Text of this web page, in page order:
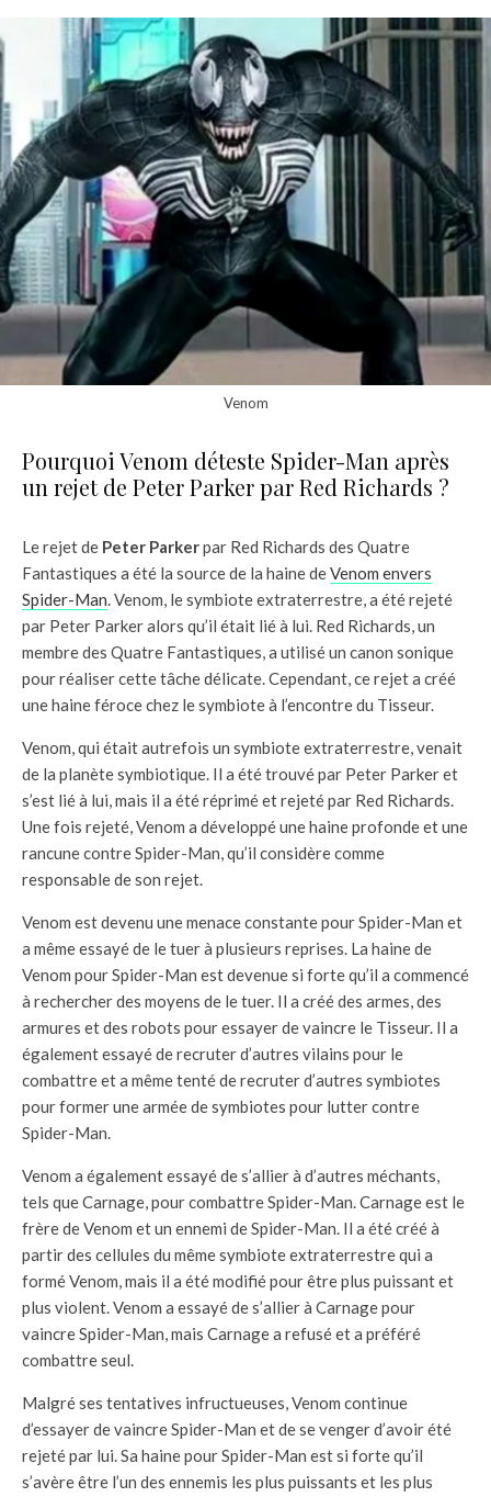
Venom
Pourquoi Venom déteste Spider-Man après
un rejet de Peter Parker par Red Richards ?
Le rejet de Peter Parkerpar Red Richards des Quatre
Fantastiques a été la source de la haine deVenom envers
Spider-Man. Venom, le symbiote extraterrestre, a été rejeté
par Peter Parker alors qu’il était lié à lui. Red Richards, un
membre des Quatre Fantastiques, a utilisé un canon sonique
pour réaliser cette tâche délicate. Cependant, ce rejet a créé
une haine féroce chez le symbiote à l’encontre du Tisseur.
Venom, qui était autrefois un symbiote extraterrestre, venait
de la planète symbiotique. Il a été trouvé par Peter Parker et
s’est lié à lui, mais il a été réprimé et rejeté par Red Richards.
Une fois rejeté, Venom a développé une haine profonde et une
rancune contre Spider-Man, qu’il considère comme
responsable de son rejet.
Venom est devenu une menace constante pour Spider-Man et
a même essayé de le tuer à plusieurs reprises. La haine de
Venom pour Spider-Man est devenue si forte qu’il a commencé
à rechercher des moyens de le tuer. Il a créé des armes, des
armures et des robots pour essayer de vaincre le Tisseur. Il a
également essayé de recruter d’autres vilains pour le
combattre et a même tenté de recruter d’autres symbiotes
pour former une armée de symbiotes pour lutter contre
Spider-Man.
Venom a également essayé de s’allier à d’autres méchants,
tels que Carnage, pour combattre Spider-Man. Carnage est le
frère de Venom et un ennemi de Spider-Man. Il a été créé à
partir des cellules du même symbiote extraterrestre qui a
formé Venom, mais il a été modifié pour être plus puissant et
plus violent. Venom a essayé de s’allier à Carnage pour
vaincre Spider-Man, mais Carnage a refusé et a préféré
combattre seul.
Malgré ses tentatives infructueuses, Venom continue
d’essayer de vaincre Spider-Man et de se venger d’avoir été
rejeté par lui. Sa haine pour Spider-Man est si forte qu’il
s’avère être l’un des ennemis les plus puissants et les plus